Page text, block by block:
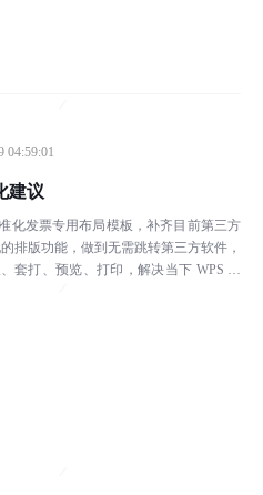
04:59:01
建议
化发票专用布局模板，补齐目前第三方
排版功能，做到无需跳转第三方软件，
套打、预览、打印，解决当下 WPS 发